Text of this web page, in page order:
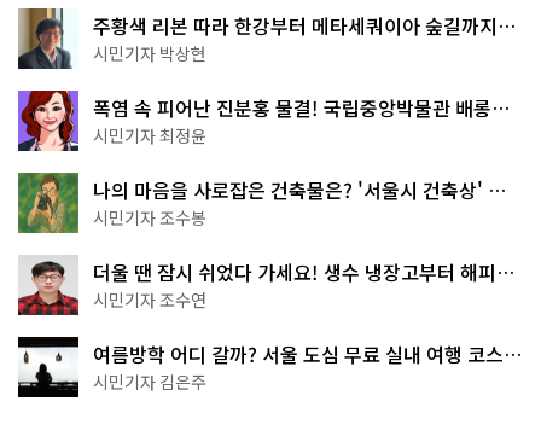
주황색 리본 따라 한강부터 메타세쿼이아 숲길까지…
서울둘레길 15코스
시민기자 박상현
폭염 속 피어난 진분홍 물결! 국립중앙박물관 배롱나
무 명소
시민기자 최정윤
나의 마음을 사로잡은 건축물은? '서울시 건축상' 수
상작 공개!
시민기자 조수봉
더울 땐 잠시 쉬었다 가세요! 생수 냉장고부터 해피소
·무더위쉼터까지
시민기자 조수연
여름방학 어디 갈까? 서울 도심 무료 실내 여행 코스
추천
시민기자 김은주